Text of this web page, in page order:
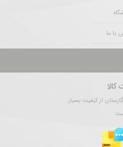
از کیفیت بسیار
با ما